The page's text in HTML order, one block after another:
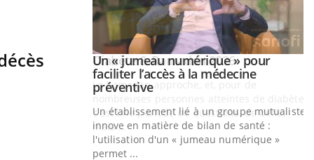
Youtube Youtube
Un « jumeau numérique » pour
faciliter l’accès à la médecine
préventiveYoutube
Un établissement lié à un groupe mutualiste
innove en matière de bilan de santé :
l'utilisation d'un « jumeau numérique »
permet ...